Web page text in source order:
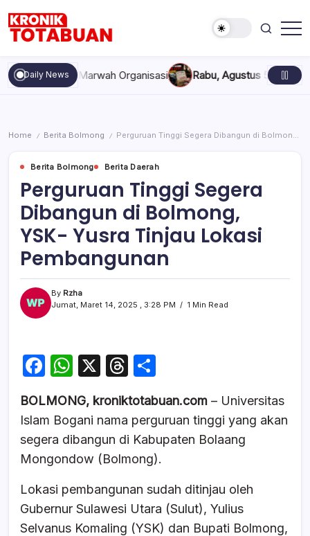
content
Totabuan
hari
ini
Kronik
Daily News
dan Marwah Organisasi Rabu, Agustus 5, 2026 , 11:44
Home / Berita Bolmong / Perguruan Tinggi Segera Dibangun di Bolmong, YSK- Yusra Tinjau Lokasi Pembangunan
Berita Bolmong Berita Daerah
Perguruan Tinggi Segera
Dibangun di Bolmong,
YSK- Yusra Tinjau Lokasi
Pembangunan
By Rzha
Jumat, Maret 14, 2025 , 3:28 PM
1 Min Read
F
c
e
b
o
k
W
at
s
A
p
X
T
e
a
d
ar
e
BOLMONG, kroniktotabuan.com – Universitas
Islam Bogani nama perguruan tinggi yang akan
segera dibangun di Kabupaten Bolaang
Mongondow (Bolmong).
Lokasi pembangunan sudah ditinjau oleh
Gubernur Sulawesi Utara (Sulut), Yulius
Selvanus Komaling (YSK) dan Bupati Bolmong,